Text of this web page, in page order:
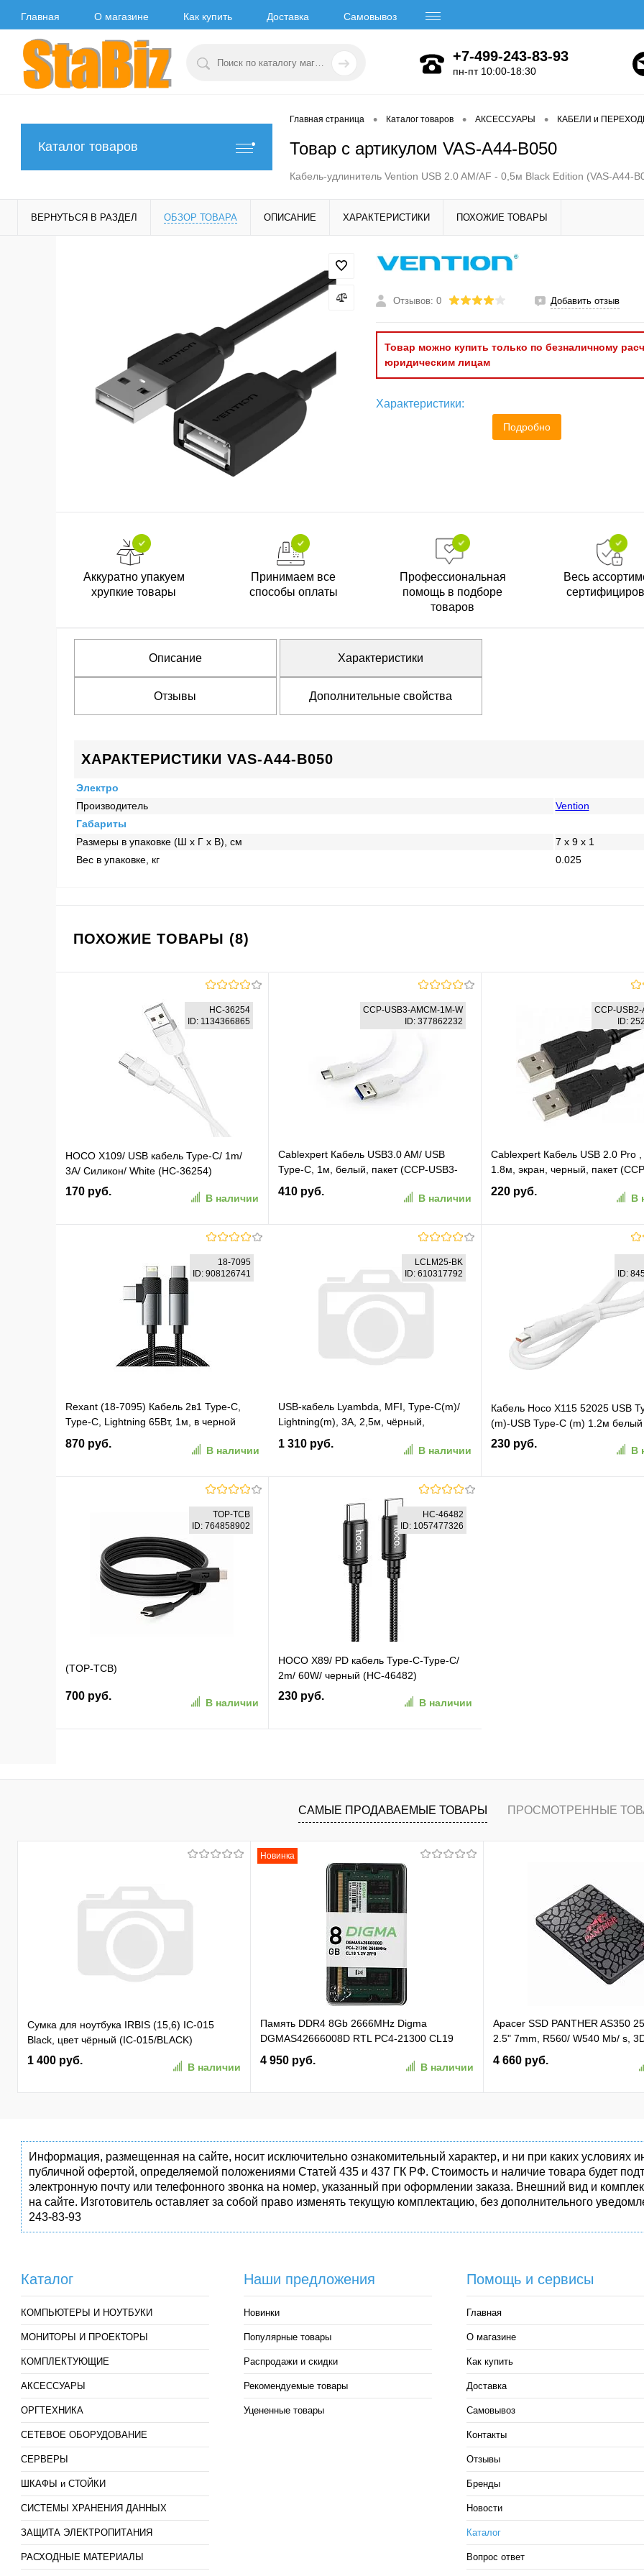
Главная О магазине Как купить Доставка Самовывоз
+7-499-243-83-93
пн-пт 10:00-18:30
Каталог товаров
Главная страница • Каталог товаров • АКСЕССУАРЫ • КАБЕЛИ и
Товар с артикулом VAS-A44-B050
Кабель-удлинитель Vention USB 2.0 AM/AF - 0,5м Black Edition (VAS-A44-
ВЕРНУТЬСЯ В РАЗДЕЛ ОБЗОР ТОВАРА ОПИСАНИЕ ХАРАКТЕРИСТИКИ ПОХОЖИЕ ТОВАРЫ
Отзывов: 0 Добавить отзыв
Товар можно купить только по безналичному
юридическим лицам
Характеристики:
Подробно
Аккуратно упакуем
хрупкие товары
Принимаем все
способы оплаты
Профессиональная
помощь в подборе
товаров
Весь
Описание Характеристики
Отзывы Дополнительные свойства
ХАРАКТЕРИСТИКИ VAS-A44-B050
Электро
Производитель
Vention
Габариты
Размеры в упаковке (Ш x Г x В), см
7 x 9 x 1
Вес в упаковке, кг
0.025
ПОХОЖИЕ ТОВАРЫ (8)
HC-36254
ID: 1134366865
HOCO X109/ USB кабель Type-C/ 1m/
3A/ Силикон/ White (HC-36254)
170 руб.
В наличии
В избранное
CCP-USB3-AMCM-1M-W
ID: 377862232
Cablexpert Кабель USB3.0 AM/ USB
Type-C, 1м, белый, пакет (CCP-USB3-
AMCM-1M-W)
410 руб.
В наличии
В избранное К сравнению
CCP-
ID:
Cablexpert Кабель USB 2.0 Pro ,
1.8м, экран, черный, пакет
AMAM-6)
220 руб.
В
К
18-7095
ID: 908126741
Rexant (18-7095) Кабель 2в1 Type-C,
Type-C, Lightning 65Вт, 1м, в черной
нейлоновой оплетке
870 руб.
В наличии
В избранное К сравнению
LCLM25-BK
ID: 610317792
USB-кабель Lyambda, MFI, Type-C(m)/
Lightning(m), 3A, 2,5м, чёрный,
[LCLm25-BK]
1 310 руб.
В наличии
В избранное К сравнению
ID:
Кабель Hoco X115 52025 USB
(m)-USB Type-C (m) 1.2м белый
230 руб.
В
TOP-TCB
ID: 764858902
(TOP-TCB)
700 руб.
В наличии
HC-46482
ID: 1057477326
HOCO X89/ PD кабель Type-C-Type-C/
2m/ 60W/ черный (HC-46482)
230 руб.
В наличии
В избранное К сравнению
САМЫЕ ПРОДАВАЕМЫЕ ТОВАРЫ ПРОСМОТРЕННЫЕ
Сумка для ноутбука IRBIS (15,6) IC-015
Black, цвет чёрный (IC-015/BLACK)
1 400 руб.
В наличии
Новинка
Память DDR4 8Gb 2666MHz Digma
DGMAS42666008D RTL PC4-21300 CL19
SO-DIMM 260-pin 1.2В dual rank Ret
4 950 руб.
В наличии
Apacer SSD PANTHER AS350
2.5" 7mm, R560/ W540 Mb/ s,
81K/ 74K, MTBF 1,5M, 180TBW,
(AP256GAS350-1)
4 660 руб.
Информация, размещенная на сайте, носит исключительно ознакомительный характер, и ни при каких
публичной офертой, определяемой положениями Статей 435 и 437 ГК РФ. Стоимость и наличие товара будет
электронную почту или телефонного звонка на номер, указанный при оформлении заказа. Внешний вид и
на сайте. Изготовитель оставляет за собой право изменять текущую комплектацию, без дополнительного
243-83-93
Каталог
КОМПЬЮТЕРЫ И НОУТБУКИ
МОНИТОРЫ И ПРОЕКТОРЫ
КОМПЛЕКТУЮЩИЕ
АКСЕССУАРЫ
ОРГТЕХНИКА
СЕТЕВОЕ ОБОРУДОВАНИЕ
СЕРВЕРЫ
ШКАФЫ и СТОЙКИ
СИСТЕМЫ ХРАНЕНИЯ ДАННЫХ
ЗАЩИТА ЭЛЕКТРОПИТАНИЯ
РАСХОДНЫЕ МАТЕРИАЛЫ
Наши предложения
Новинки
Популярные товары
Распродажи и скидки
Рекомендуемые товары
Уцененные товары
Помощь и сервисы
Главная
О магазине
Как купить
Доставка
Самовывоз
Контакты
Отзывы
Бренды
Новости
Каталог
Вопрос ответ